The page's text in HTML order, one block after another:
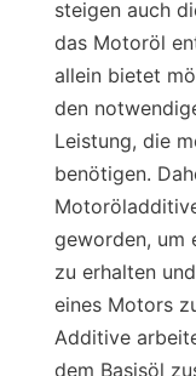
steigen auch
das Motoröl
allein bietet
den
Leistung, die
benötigen.
geworden, um
zu erhalten
eines Motors
Additive
dem Basisöl